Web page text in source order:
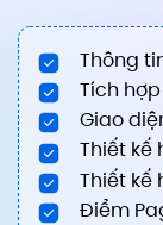
Thông
Tích
Giao
Thiết kế
Thiết kế
Điểm